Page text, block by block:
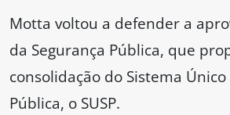
Motta voltou a defender a
da Segurança Pública, que
consolidação do Sistema
Pública, o SUSP.